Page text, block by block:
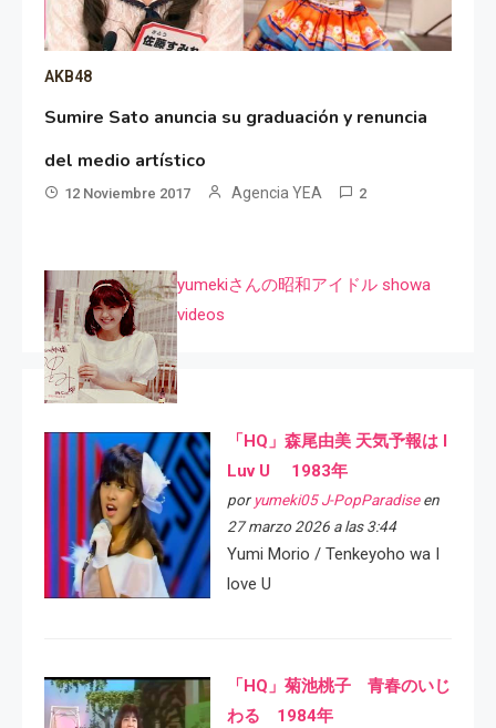
AKB48
Sumire Sato anuncia su graduación y renuncia
del medio artístico
12 Noviembre 2017 Agencia YEA 2
yumekiさんの昭和アイドル showa
videos
「HQ」森尾由美 天気予報は I
Luv U 1983年
por yumeki05 J-PopParadiseen
27 marzo 2026 a las 3:44
Yumi Morio / Tenkeyoho wa I
love U
「HQ」菊池桃子 青春のいじ
わる 1984年